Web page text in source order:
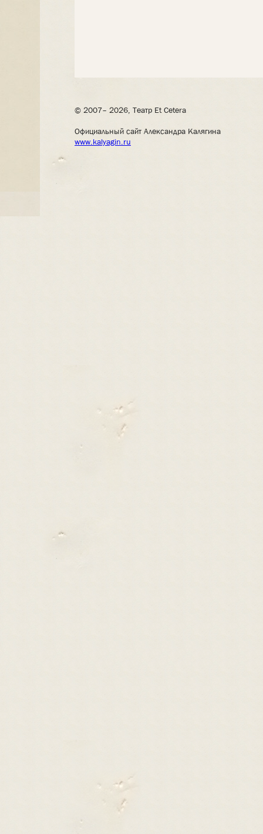
© 2007– 2026, Театр Et Cetera
Официальный сайт Александра Калягина
www.kalyagin.ru